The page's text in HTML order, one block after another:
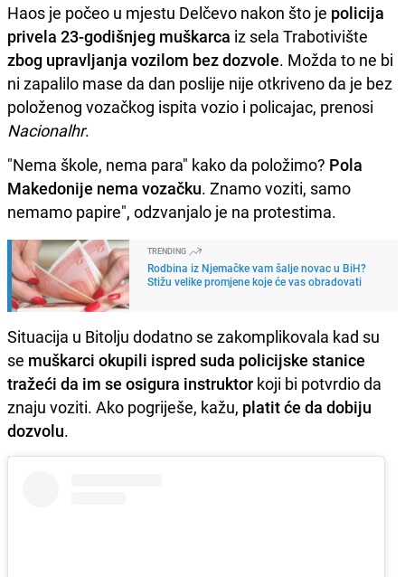
Haos je počeo u mjestu Delčevo nakon što je policija
privela 23-godišnjeg muškarca iz sela Trabotivište
zbog upravljanja vozilom bez dozvole. Možda to ne bi
ni zapalilo mase da dan poslije nije otkriveno da je bez
položenog vozačkog ispita vozio i policajac, prenosi
Nacionalhr.
"Nema škole, nema para" kako da položimo? Pola
Makedonije nema vozačku. Znamo voziti, samo
nemamo papire", odzvanjalo je na protestima.
TRENDING
Rodbina iz Njemačke vam šalje novac u BiH?
Stižu velike promjene koje će vas obradovati
Situacija u Bitolju dodatno se zakomplikovala kad su
se muškarci okupili ispred suda policijske stanice
tražeći da im se osigura instruktor koji bi potvrdio da
znaju voziti. Ako pogriješe, kažu, platit će da dobiju
dozvolu.